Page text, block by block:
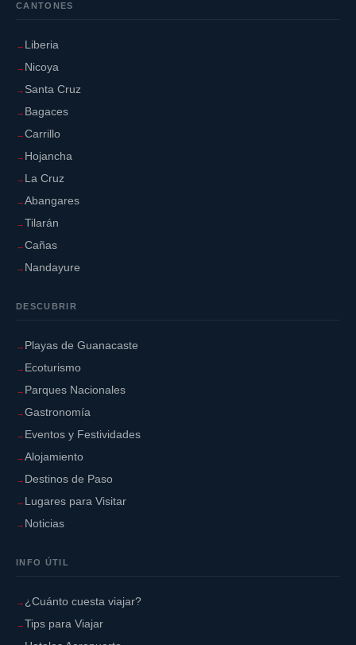
CANTONES
Liberia
Nicoya
Santa Cruz
Bagaces
Carrillo
Hojancha
La Cruz
Abangares
Tilarán
Cañas
Nandayure
DESCUBRIR
Playas de Guanacaste
Ecoturismo
Parques Nacionales
Gastronomía
Eventos y Festividades
Alojamiento
Destinos de Paso
Lugares para Visitar
Noticias
INFO ÚTIL
¿Cuánto cuesta viajar?
Tips para Viajar